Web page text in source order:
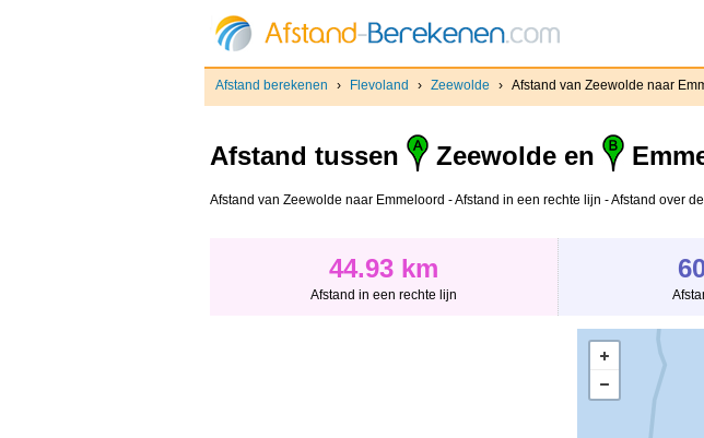
Afstand berekenen › Flevoland › Zeewolde › Afstand van Zeewolde naar
Afstand tussen Zeewolde en
Afstand van Zeewolde naar Emmeloord - Afstand in een rechte lijn - Afstand over
44.93 km
Afstand in een rechte lijn